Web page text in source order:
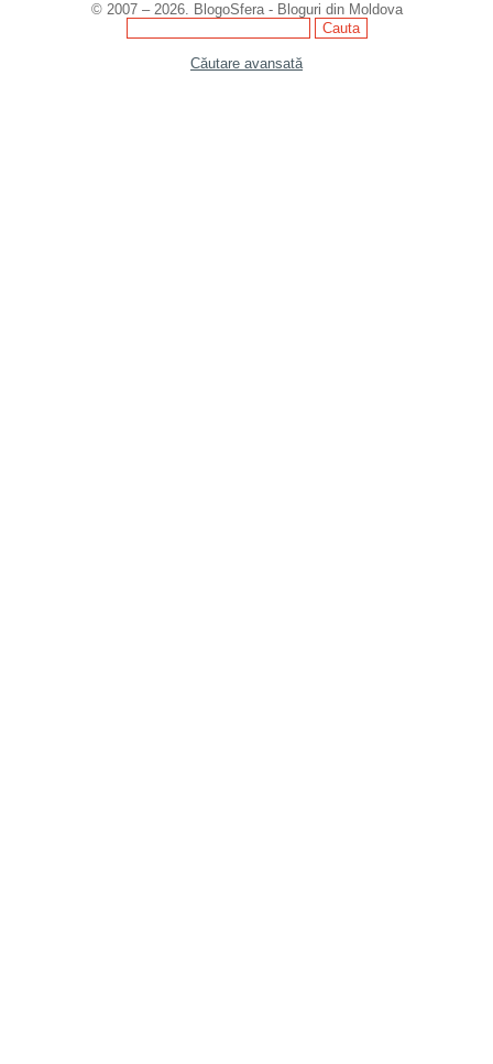
© 2007 – 2026. BlogoSfera - Bloguri din Moldova
Căutare avansată